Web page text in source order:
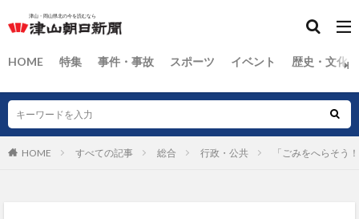
HOME 特集 事件・事故 スポーツ イベント 歴史・文化
HOME すべての記事 総合 行政・公共 「ごみをへらそ